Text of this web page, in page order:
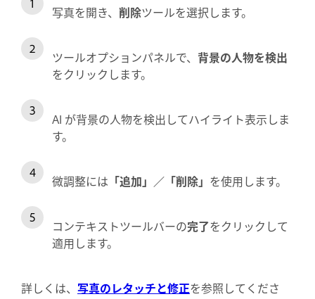
写真を開き、 削除ツールを選択します。
ツールオプションパネルで、 背景の人物を検出
をクリックします。
AI が背景の人物を検出してハイライト表示しま
す。
微調整には 「追加」／「削除」 を使用します。
コンテキストツールバーの完了をクリックして
適用します。
詳しくは、 写真のレタッチと修正を参照してくださ